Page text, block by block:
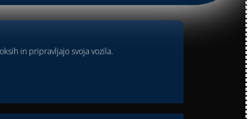
in pripravljajo svoja vozila.